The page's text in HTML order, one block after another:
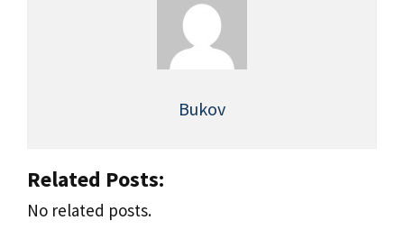
Bukov
Related Posts:
No related posts.